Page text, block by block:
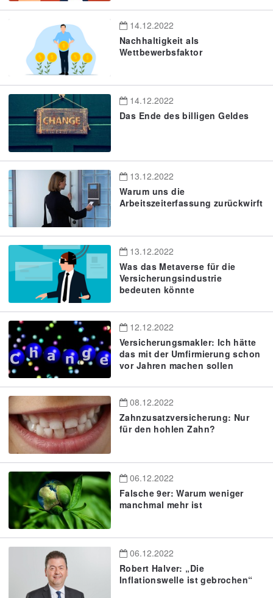
14.12.2022
Nachhaltigkeit als
Wettbewerbsfaktor
14.12.2022
Das Ende des billigen Geldes
13.12.2022
Warum uns die
Arbeitszeiterfassung zurückwirft
13.12.2022
Was das Metaverse für die
Versicherungsindustrie
bedeuten könnte
12.12.2022
Versicherungsmakler: Ich hätte
das mit der Umfirmierung schon
vor Jahren machen sollen
08.12.2022
Zahnzusatzversicherung: Nur
für den hohlen Zahn?
06.12.2022
Falsche 9er: Warum weniger
manchmal mehr ist
06.12.2022
Robert Halver: „Die
Inflationswelle ist gebrochen“